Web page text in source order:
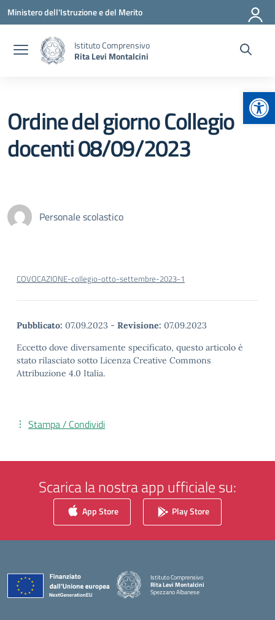
Vai ai contenuti
Vai al menu di navigazione
Vai al footer
Ministero dell'Istruzione e del Merito
Istituto Comprensivo
Rita Levi Montalcini
Ordine del giorno Collegio
docenti 08/09/2023
Personale scolastico
COVOCAZIONE-collegio-otto-settembre-2023-1
Pubblicato: 07.09.2023 - Revisione: 07.09.2023
Eccetto dove diversamente specificato, questo articolo è
stato rilasciato sotto Licenza Creative Commons
Attribuzione 4.0 Italia.
Stampa / Condividi
Scarica la nostra app ufficiale su:
App Store Play Store
Istituto Comprensivo
Rita Levi Montalcini
Spezzano Albanese
— Visita la pagina iniziale della scuola